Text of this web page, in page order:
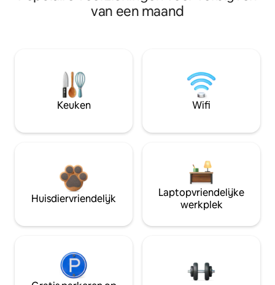
van een maand
Keuken Wifi
Huisdiervriendelijk
Laptopvriendelijke
werkplek